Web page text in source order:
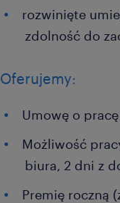
rozwinięte
zdolność do
Oferujemy:
Umowę o
Możliwość
biura, 2 dni z
Premię roczną